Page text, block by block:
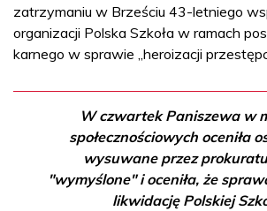
zatrzymaniu w Brześciu 43-letniego
organizacji Polska Szkoła w ramach
karnego w sprawie „heroizacji
W czwartek Paniszewa w
społecznościowych oceniła
wysuwane przez
"wymyślone" i oceniła, że
likwidację Polskiej